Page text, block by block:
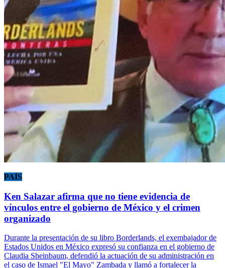
PAÍS
Ken Salazar afirma que no tiene evidencia de
vínculos entre el gobierno de México y el crimen
organizado
Durante la presentación de su libro Borderlands, el exembajador de
Estados Unidos en México expresó su confianza en el gobierno de
Claudia Sheinbaum, defendió la actuación de su administración en
el caso de Ismael "El Mayo" Zambada y llamó a fortalecer la